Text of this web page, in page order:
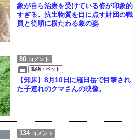
象が自ら治療を受けている姿が印象的
すぎる。抗生物質を目に点す財団の職
員と従順に横たわる象の姿
80 コメント
動物・ペット
【知床】8月10日に羅臼岳で目撃され
た子連れのクマさんの映像。
134 コメント